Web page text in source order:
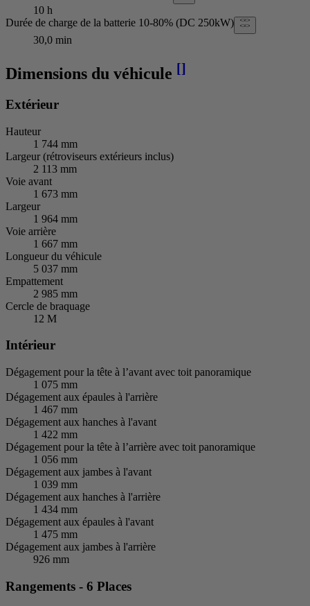
10 h
Durée de charge de la batterie 10-80% (DC 250kW)
30,0 min
Dimensions du véhicule []
Extérieur
Hauteur
1 744 mm
Largeur (rétroviseurs extérieurs inclus)
2 113 mm
Voie avant
1 673 mm
Largeur
1 964 mm
Voie arrière
1 667 mm
Longueur du véhicule
5 037 mm
Empattement
2 985 mm
Cercle de braquage
12 M
Intérieur
Dégagement pour la tête à l’avant avec toit panoramique
1 075 mm
Dégagement aux épaules à l'arrière
1 467 mm
Dégagement aux hanches à l'avant
1 422 mm
Dégagement pour la tête à l’arrière avec toit panoramique
1 056 mm
Dégagement aux jambes à l'avant
1 039 mm
Dégagement aux hanches à l'arrière
1 434 mm
Dégagement aux épaules à l'avant
1 475 mm
Dégagement aux jambes à l'arrière
926 mm
Rangements - 6 Places